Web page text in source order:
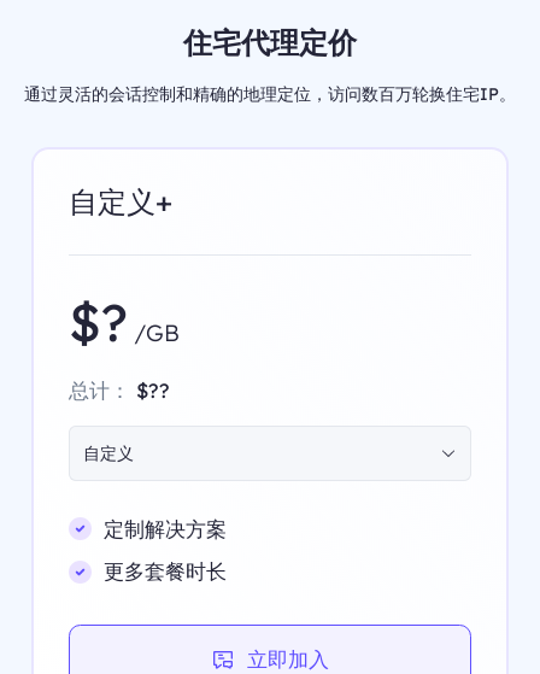
住宅代理定价
通过灵活的会话控制和精确的地理定位，访问数百万轮换住宅IP。
自定义+
$? /GB
总计： $??
自定义
定制解决方案
更多套餐时长
立即加入